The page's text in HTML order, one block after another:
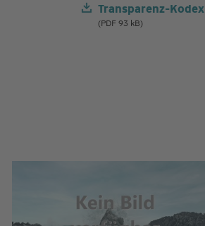
Transparenz-Kodex
(PDF 93 kB)